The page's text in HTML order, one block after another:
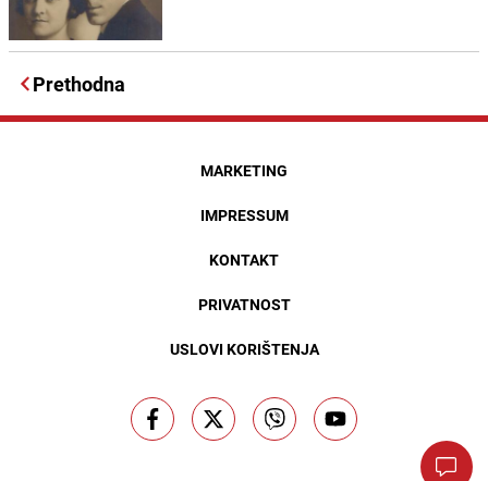
Prethodna
MARKETING
IMPRESSUM
KONTAKT
PRIVATNOST
USLOVI KORIŠTENJA